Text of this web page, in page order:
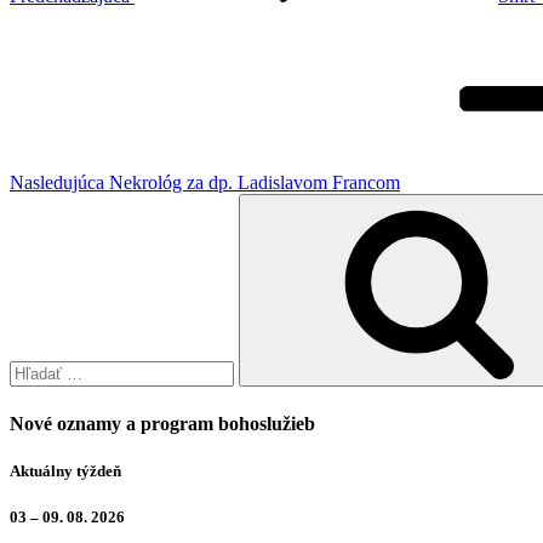
Nasledujúca Nekrológ za dp. Ladislavom Francom
Nové oznamy a program bohoslužieb
Aktuálny týždeň
03 – 09. 08. 2026